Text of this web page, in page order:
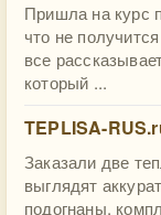
Пришла на курс
что не
все
который ...
TEPLISA-
Заказали две
выглядят
подогнаны,